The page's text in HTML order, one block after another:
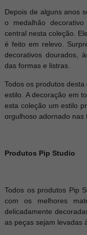
Depois de alguns anos
o medalhão
central nesta coleção.
é feito em relevo.
decorativos dourados,
das formas e listras.
Todos os produtos
estilo. A decoração em
esta coleção um estilo
orgulhoso adornado nas
Produtos Pip Studio
Todos os produtos Pip
com os melhores
delicadamente
as peças sejam levadas